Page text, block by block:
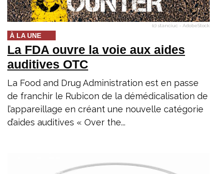
(c) stanciuc - AdobeStock
À LA UNE
La FDA ouvre la voie aux aides
auditives OTC
La Food and Drug Administration est en passe
de franchir le Rubicon de la démédicalisation de
l’appareillage en créant une nouvelle catégorie
d’aides auditives « Over the...